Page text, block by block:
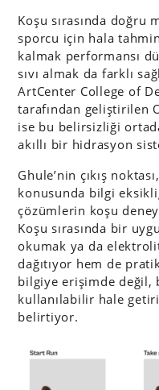
Koşu sırasında doğru
sporcu için hala
kalmak performansı
sıvı almak da farklı
ArtCenter College of
tarafından geliştirilen
ise bu belirsizliği
akıllı bir hidrasyon
Ghule’nin çıkış
konusunda bilgi
çözümlerin koşu
Koşu sırasında bir
okumak ya da
dağıtıyor hem de
bilgiye erişimde değil,
kullanılabilir hale
belirtiyor.